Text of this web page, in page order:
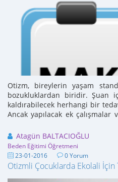
Otizm, bireylerin yaşam
bozukluklardan biridir. Şuan
kaldırabilecek herhangi bir
Ancak yapılacak ek
Atagün BALTACIOĞLU
Beden Eğitimi Öğretmeni
23-01-2016 0 Yorum
Otizmli Çocuklarda Ekolali İçin